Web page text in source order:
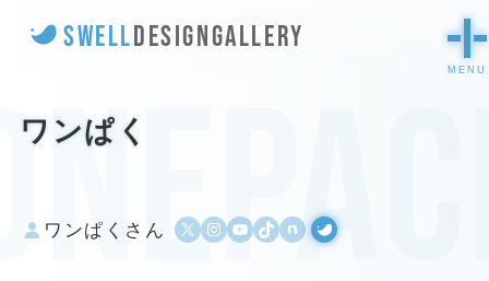
SWELLDESIGNGALLERY
ワンぱく
ワンぱくさん X Instagram
YouTube
TikTok
500pxWordPress